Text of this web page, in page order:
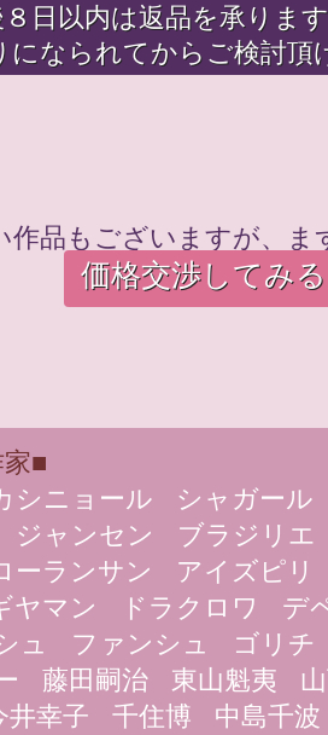
日以内は返品を承りま
になられてからご検討頂
作品もございますが、
価格交渉してみる
■
シニョール
シャガール
ジャンセン
ブラジリエ
ーランサン
アイズピリ
ヤマン ドラクロワ
デ
ュ
ファンシュ
ゴリチ
藤田嗣治 東山魁夷
井幸子 千住博
中島千波